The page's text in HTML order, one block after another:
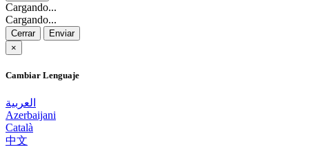
Cargando...
Cargando...
Cerrar
Enviar
×
Cambiar Lenguaje
العربية
Azerbaijani
Català
中文